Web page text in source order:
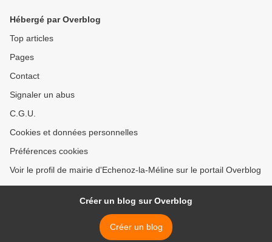
Hébergé par Overblog
Top articles
Pages
Contact
Signaler un abus
C.G.U.
Cookies et données personnelles
Préférences cookies
Voir le profil de mairie d'Echenoz-la-Méline sur le portail Overblog
Créer un blog sur Overblog
Créer un blog